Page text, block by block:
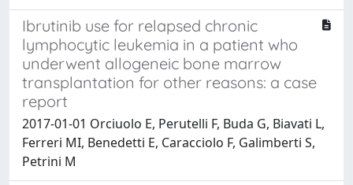
Ibrutinib use for relapsed chronic
lymphocytic leukemia in a patient who
underwent allogeneic bone marrow
transplantation for other reasons: a case
report
2017-01-01 Orciuolo E, Perutelli F, Buda G, Biavati L,
Ferreri MI, Benedetti E, Caracciolo F, Galimberti S,
Petrini M